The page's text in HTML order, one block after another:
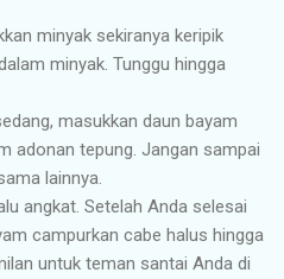
minyak sekiranya keripik
minyak. Tunggu hingga
masukkan daun bayam
adonan tepung. Jangan sampai
lainnya.
angkat. Setelah Anda selesai
campurkan cabe halus hingga
untuk teman santai Anda di